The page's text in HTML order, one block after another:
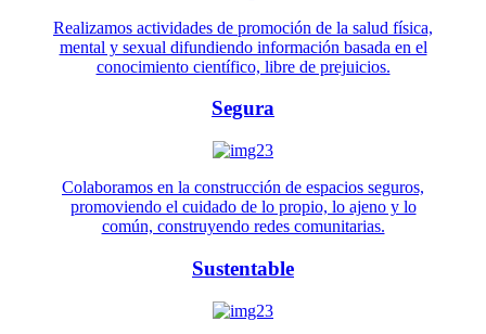
Realizamos actividades de promoción de la salud física,
mental y sexual difundiendo información basada en el
conocimiento científico, libre de prejuicios.
Segura
Colaboramos en la construcción de espacios seguros,
promoviendo el cuidado de lo propio, lo ajeno y lo
común, construyendo redes comunitarias.
Sustentable